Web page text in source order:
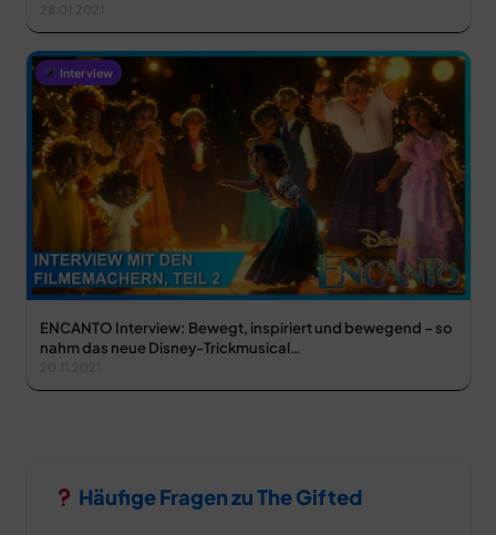
28.01.2021
Interview
ENCANTO Interview: Bewegt, inspiriert und bewegend – so
nahm das neue Disney-Trickmusical…
Häufige Fragen zu The Gifted